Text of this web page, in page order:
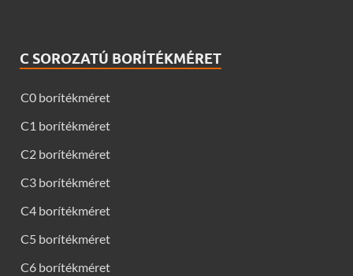
C SOROZATÚ BORÍTÉKMÉRET
C0 borítékméret
C1 borítékméret
C2 borítékméret
C3 borítékméret
C4 borítékméret
C5 borítékméret
C6 borítékméret